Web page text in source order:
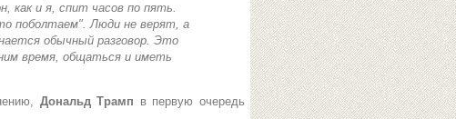
как и я, спит часов по пять.
поболтаем". Люди не верят, а
обычный разговор. Это
время, общаться и иметь
Дональд Трамп в первую очередь